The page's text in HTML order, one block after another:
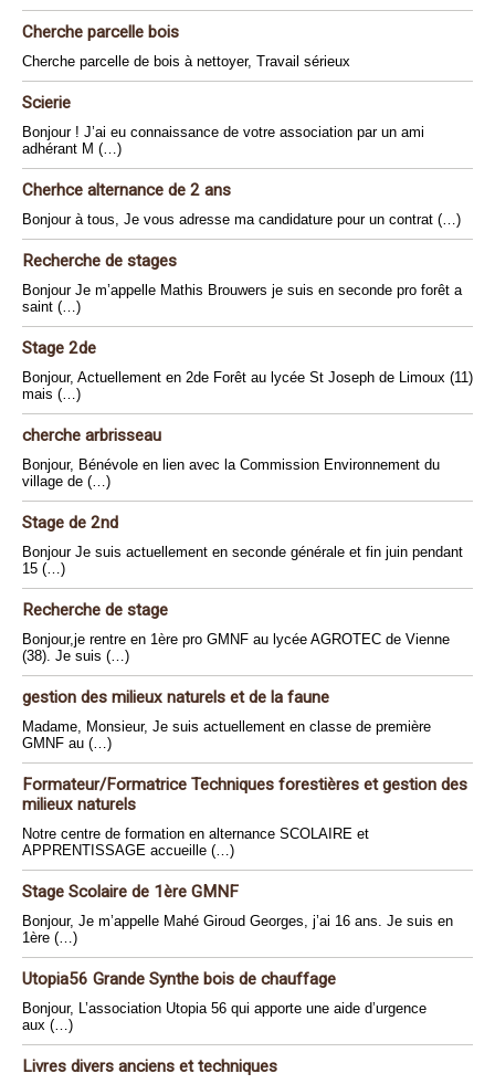
Cherche parcelle bois
Cherche parcelle de bois à nettoyer, Travail sérieux
Scierie
Bonjour ! J’ai eu connaissance de votre association par un ami
adhérant M (…)
Cherhce alternance de 2 ans
Bonjour à tous, Je vous adresse ma candidature pour un contrat (…)
Recherche de stages
Bonjour Je m’appelle Mathis Brouwers je suis en seconde pro forêt a
saint (…)
Stage 2de
Bonjour, Actuellement en 2de Forêt au lycée St Joseph de Limoux (11)
mais (…)
cherche arbrisseau
Bonjour, Bénévole en lien avec la Commission Environnement du
village de (…)
Stage de 2nd
Bonjour Je suis actuellement en seconde générale et fin juin pendant
15 (…)
Recherche de stage
Bonjour,je rentre en 1ère pro GMNF au lycée AGROTEC de Vienne
(38). Je suis (…)
gestion des milieux naturels et de la faune
Madame, Monsieur, Je suis actuellement en classe de première
GMNF au (…)
Formateur/Formatrice Techniques forestières et gestion des
milieux naturels
Notre centre de formation en alternance SCOLAIRE et
APPRENTISSAGE accueille (…)
Stage Scolaire de 1ère GMNF
Bonjour, Je m’appelle Mahé Giroud Georges, j’ai 16 ans. Je suis en
1ère (…)
Utopia56 Grande Synthe bois de chauffage
Bonjour, L’association Utopia 56 qui apporte une aide d’urgence
aux (…)
Livres divers anciens et techniques